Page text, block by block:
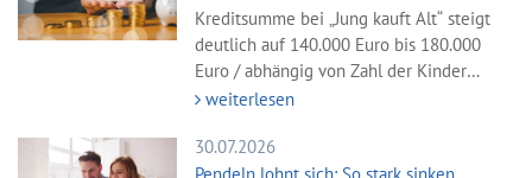
Kreditsumme bei „Jung kauft Alt“ steigt
deutlich auf 140.000 Euro bis 180.000
Euro / abhängig von Zahl der Kinder
Zinsen werden
weiterlesen
30.07.2026